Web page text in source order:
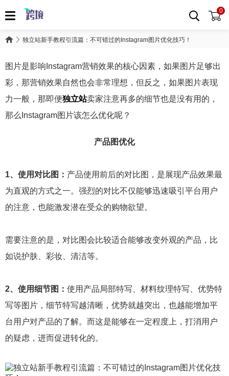
0
独立站新手教程引流篇：不可错过的Instagram图片优化技巧！
图片是影响Instagram营销效果的核心因素，如果图片足够出
彩，那营销效果自然也会非常理想，但反之，如果图片表现
力一般，那即便独立站卖家注意再多的细节也是没有用的，
那么Instagram图片该怎么优化呢？
产品图优化
1、使用对比图： 产品使用前后的对比图，是展现产品效果最
为直观的方式之一。强烈的对比不仅能够迅速吸引平台用户
的注意，也能激发潜在受众的购物欲望。
需要注意的是，对比图会比较适合能够改变外观的产品，比
如说护肤、彩妆、清洁等。
2、使用细节图： 使用产品局部特写、材料纹理特写、优势特
写等图片，细节特写越清晰，优势就越突出，也越能增加平
台用户对产品的了解。而这是能够在一定程度上，打消用户
的疑虑，进而促进转化的。